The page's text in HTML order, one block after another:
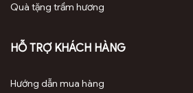
Quà tặng trầm hương
HỖ TRỢ KHÁCH HÀNG
Hướng dẫn mua hàng